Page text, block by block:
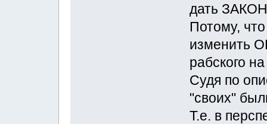
дать
Потому,
изменить
рабского
Судя по
"своих"
Т.е. в